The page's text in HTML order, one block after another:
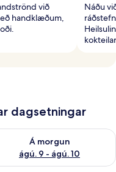
við
handklæðum,
Náðu
dagsetningar
Á morgun
ágú. 9 - ágú. 10
framboð á morgun